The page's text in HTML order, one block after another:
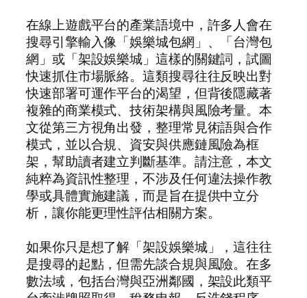
在線上遊戲平台的產業語境中，許多人會在
搜尋引擎輸入像「娛樂城包網」、「台灣包
網」或「架設娛樂城」這樣的關鍵詞，試圖
快速抓住市場脈絡。這類搜尋往往反映出對
快速部署可運作平台的渴望，但背後隱藏著
複雜的商業模式、技術架構與風險考量。本
文從第三方視角出發，整理常見術語與合作
模式，並以合規、資安與供應鏈風險為框
架，幫助讀者建立判斷基準。請注意，本文
純粹為資訊性整理，不涉及任何違法操作教
學或具體實施建議，而是旨在提供中立分
析，讓你能更理性評估相關方案。
如果你只是想了解「架設娛樂城」，這往往
是搜尋的起點，但需先談合規與風險。在多
數法域，包括台灣與亞洲鄰國，架設此類平